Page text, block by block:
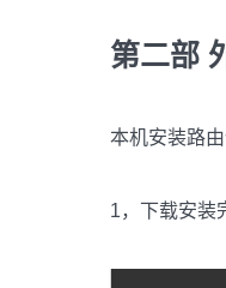
第二部
本机安装路由
1，下载安装